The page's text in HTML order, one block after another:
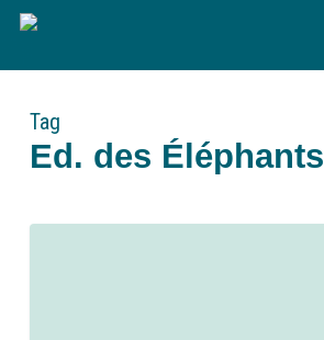
Skip
main
Tag
Ed. des Éléphants